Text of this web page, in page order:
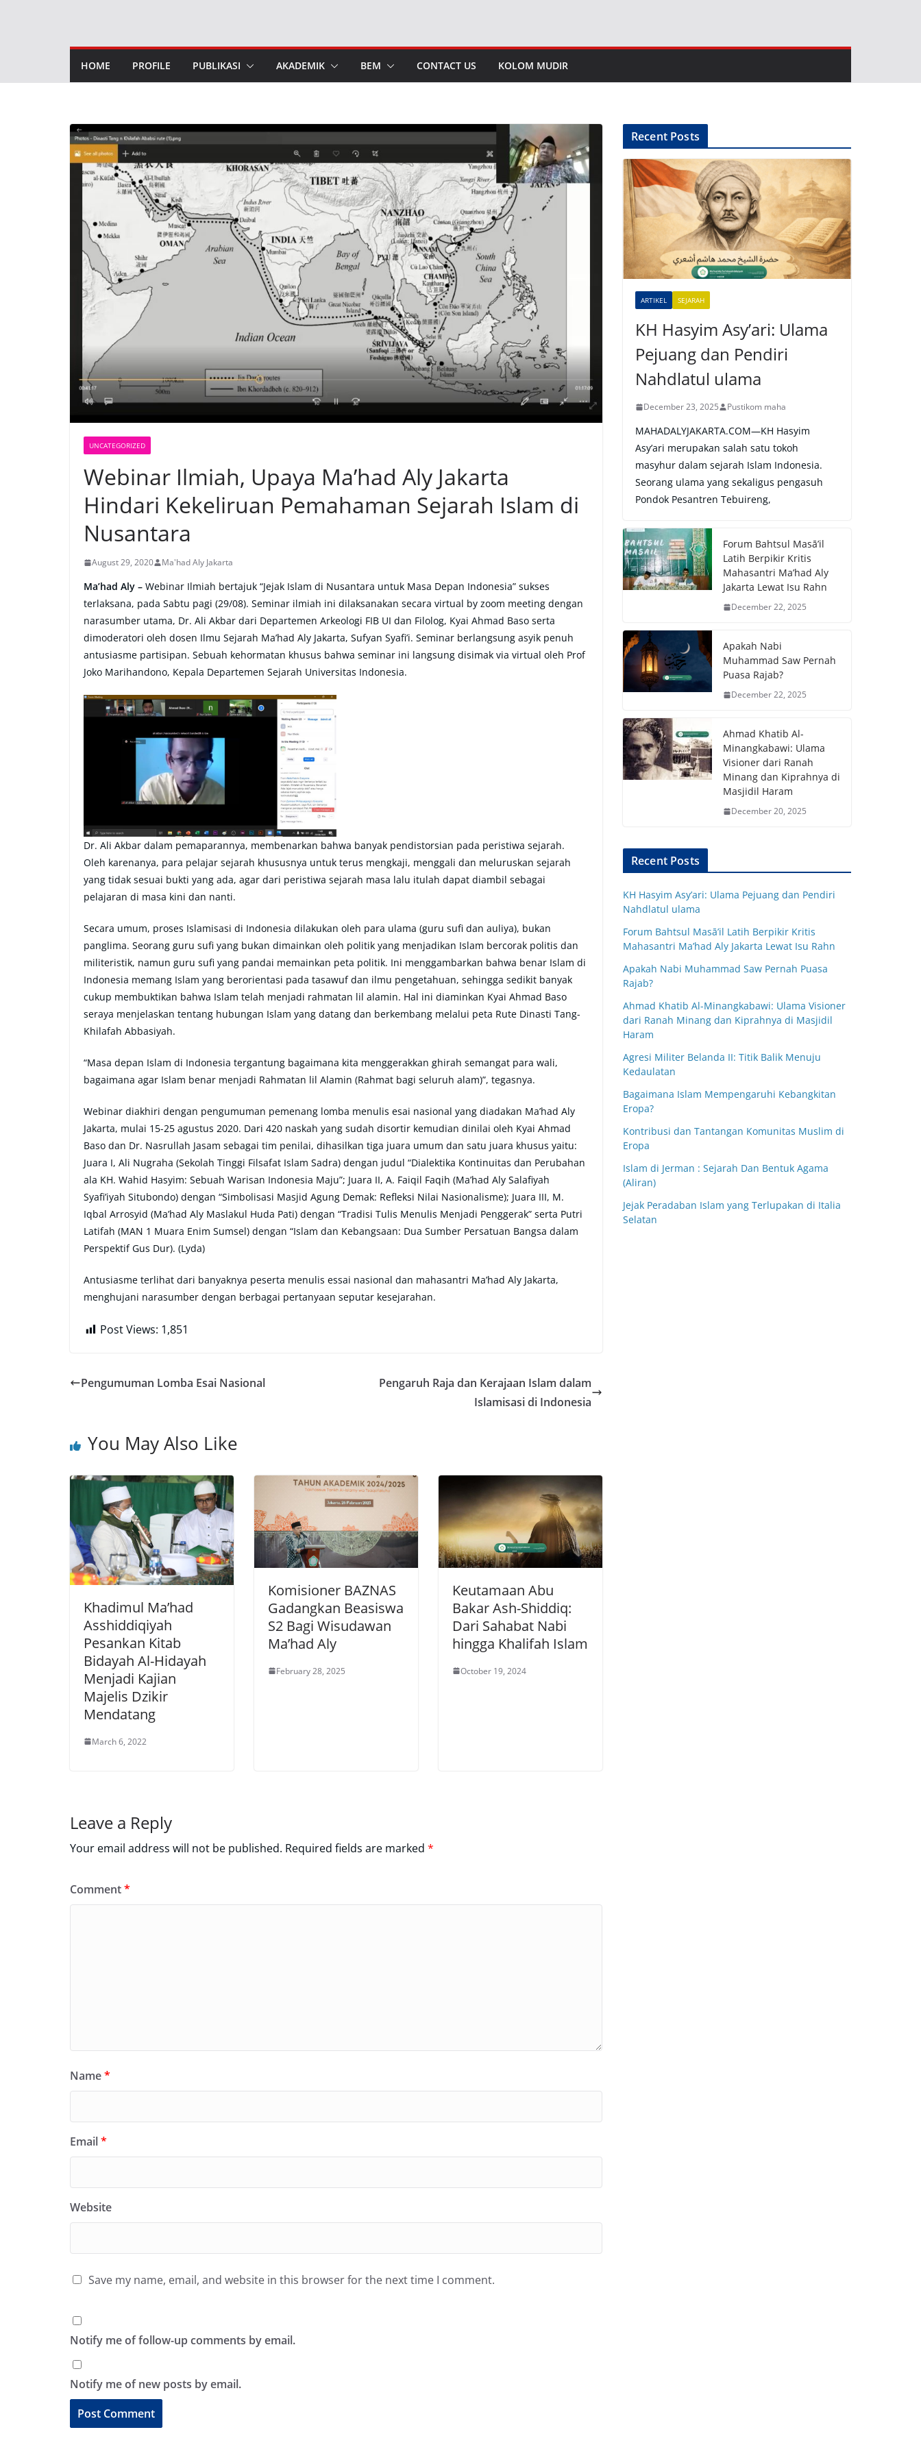
HOME PROFILE PUBLIKASI AKADEMIK BEM CONTACT US KOLOM MUDIR
UNCATEGORIZED
Webinar Ilmiah, Upaya Ma’had Aly Jakarta
Hindari Kekeliruan Pemahaman Sejarah Islam di
Nusantara
August 29, 2020 Ma'had Aly Jakarta
Ma’had Aly – Webinar Ilmiah bertajuk “Jejak Islam di Nusantara untuk Masa Depan Indonesia” sukses
terlaksana, pada Sabtu pagi (29/08). Seminar ilmiah ini dilaksanakan secara virtual by zoom meeting dengan
narasumber utama, Dr. Ali Akbar dari Departemen Arkeologi FIB UI dan Filolog, Kyai Ahmad Baso serta
dimoderatori oleh dosen Ilmu Sejarah Ma’had Aly Jakarta, Sufyan Syafi’i. Seminar berlangsung asyik penuh
antusiasme partisipan. Sebuah kehormatan khusus bahwa seminar ini langsung disimak via virtual oleh Prof
Joko Marihandono, Kepala Departemen Sejarah Universitas Indonesia.
Dr. Ali Akbar dalam pemaparannya, membenarkan bahwa banyak pendistorsian pada peristiwa sejarah.
Oleh karenanya, para pelajar sejarah khususnya untuk terus mengkaji, menggali dan meluruskan sejarah
yang tidak sesuai bukti yang ada, agar dari peristiwa sejarah masa lalu itulah dapat diambil sebagai
pelajaran di masa kini dan nanti.
Secara umum, proses Islamisasi di Indonesia dilakukan oleh para ulama (guru sufi dan auliya), bukan
panglima. Seorang guru sufi yang bukan dimainkan oleh politik yang menjadikan Islam bercorak politis dan
militeristik, namun guru sufi yang pandai memainkan peta politik. Ini menggambarkan bahwa benar Islam di
Indonesia memang Islam yang berorientasi pada tasawuf dan ilmu pengetahuan, sehingga sedikit banyak
cukup membuktikan bahwa Islam telah menjadi rahmatan lil alamin. Hal ini diaminkan Kyai Ahmad Baso
seraya menjelaskan tentang hubungan Islam yang datang dan berkembang melalui peta Rute Dinasti Tang-
Khilafah Abbasiyah.
“Masa depan Islam di Indonesia tergantung bagaimana kita menggerakkan ghirah semangat para wali,
bagaimana agar Islam benar menjadi Rahmatan lil Alamin (Rahmat bagi seluruh alam)”, tegasnya.
Webinar diakhiri dengan pengumuman pemenang lomba menulis esai nasional yang diadakan Ma’had Aly
Jakarta, mulai 15-25 agustus 2020. Dari 420 naskah yang sudah disortir kemudian dinilai oleh Kyai Ahmad
Baso dan Dr. Nasrullah Jasam sebagai tim penilai, dihasilkan tiga juara umum dan satu juara khusus yaitu:
Juara I, Ali Nugraha (Sekolah Tinggi Filsafat Islam Sadra) dengan judul “Dialektika Kontinuitas dan Perubahan
ala KH. Wahid Hasyim: Sebuah Warisan Indonesia Maju”; Juara II, A. Faiqil Faqih (Ma’had Aly Salafiyah
Syafi’iyah Situbondo) dengan “Simbolisasi Masjid Agung Demak: Refleksi Nilai Nasionalisme); Juara III, M.
Iqbal Arrosyid (Ma’had Aly Maslakul Huda Pati) dengan “Tradisi Tulis Menulis Menjadi Penggerak” serta Putri
Latifah (MAN 1 Muara Enim Sumsel) dengan “Islam dan Kebangsaan: Dua Sumber Persatuan Bangsa dalam
Perspektif Gus Dur). (Lyda)
Antusiasme terlihat dari banyaknya peserta menulis essai nasional dan mahasantri Ma’had Aly Jakarta,
menghujani narasumber dengan berbagai pertanyaan seputar kesejarahan.
Post Views: 1,851
Pengumuman Lomba Esai Nasional
Pengaruh Raja dan Kerajaan Islam dalam
Islamisasi di Indonesia
You May Also Like
Khadimul Ma’had
Asshiddiqiyah
Pesankan Kitab
Bidayah Al-Hidayah
Menjadi Kajian
Majelis Dzikir
Mendatang
March 6, 2022
Komisioner BAZNAS
Gadangkan Beasiswa
S2 Bagi Wisudawan
Ma’had Aly
February 28, 2025
Keutamaan Abu
Bakar Ash-Shiddiq:
Dari Sahabat Nabi
hingga Khalifah Islam
October 19, 2024
Leave a Reply
Your email address will not be published. Required fields are marked *
Comment*
Name*
Email*
Website
Save my name, email, and website in this browser for the next time I comment.
Notify me of follow-up comments by email.
Notify me of new posts by email.
Recent Posts
ARTIKEL SEJARAH
KH Hasyim Asy’ari: Ulama
Pejuang dan Pendiri
Nahdlatul ulama
December 23, 2025 Pustikom maha
MAHADALYJAKARTA.COM—KH Hasyim
Asy’ari merupakan salah satu tokoh
masyhur dalam sejarah Islam Indonesia.
Seorang ulama yang sekaligus pengasuh
Pondok Pesantren Tebuireng,
Forum Bahtsul Masā’il
Latih Berpikir Kritis
Mahasantri Ma’had Aly
Jakarta Lewat Isu Rahn
December 22, 2025
Apakah Nabi
Muhammad Saw Pernah
Puasa Rajab?
December 22, 2025
Ahmad Khatib Al-
Minangkabawi: Ulama
Visioner dari Ranah
Minang dan Kiprahnya di
Masjidil Haram
December 20, 2025
Recent Posts
KH Hasyim Asy’ari: Ulama Pejuang dan Pendiri
Nahdlatul ulama
Forum Bahtsul Masā’il Latih Berpikir Kritis
Mahasantri Ma’had Aly Jakarta Lewat Isu Rahn
Apakah Nabi Muhammad Saw Pernah Puasa
Rajab?
Ahmad Khatib Al-Minangkabawi: Ulama Visioner
dari Ranah Minang dan Kiprahnya di Masjidil
Haram
Agresi Militer Belanda II: Titik Balik Menuju
Kedaulatan
Bagaimana Islam Mempengaruhi Kebangkitan
Eropa?
Kontribusi dan Tantangan Komunitas Muslim di
Eropa
Islam di Jerman : Sejarah Dan Bentuk Agama
(Aliran)
Jejak Peradaban Islam yang Terlupakan di Italia
Selatan